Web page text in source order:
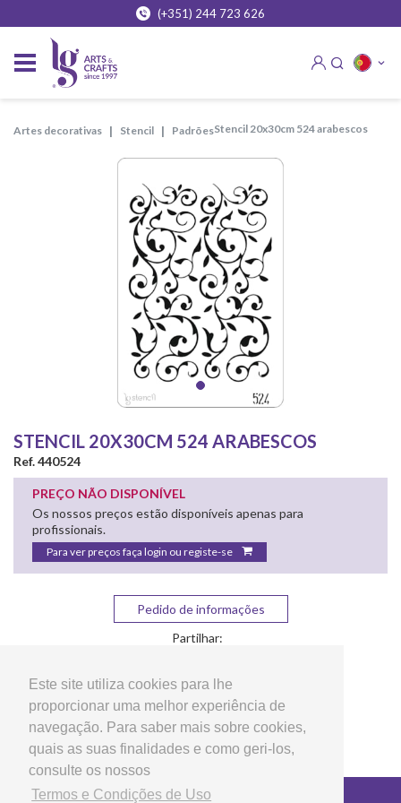
Este site utiliza cookies para lhe
proporcionar uma melhor experiência de
navegação. Para saber mais sobre cookies,
quais as suas finalidades e como geri-los,
consulte os nossos
Termos e Condições de Uso
(+351) 244 723 626
artes decorativas stencil padrões stencil 20x30cm 524 arabescos
STENCIL 20X30CM 524 ARABESCOS
Ref. 440524
PREÇO NÃO DISPONÍVEL
Os nossos preços estão disponíveis apenas para
profissionais.
Para ver preços faça login ou registe-se
Pedido de informações
Partilhar:
Copyright © 2026 LG Arts Crafts Todos os direitos